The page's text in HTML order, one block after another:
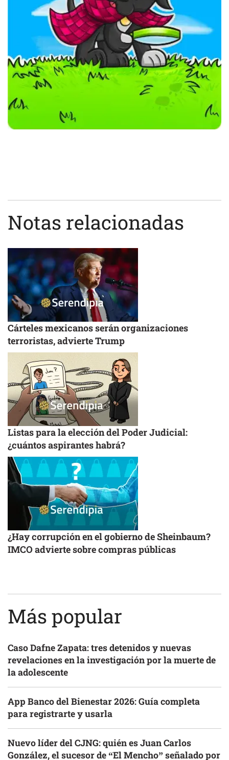
Notas relacionadas
Cárteles mexicanos serán organizaciones
terroristas, advierte Trump
Listas para la elección del Poder Judicial:
¿cuántos aspirantes habrá?
¿Hay corrupción en el gobierno de Sheinbaum?
IMCO advierte sobre compras públicas
Más popular
Caso Dafne Zapata: tres detenidos y nuevas
revelaciones en la investigación por la muerte de
la adolescente
App Banco del Bienestar 2026: Guía completa
para registrarte y usarla
Nuevo líder del CJNG: quién es Juan Carlos
González, el sucesor de “El Mencho” señalado por